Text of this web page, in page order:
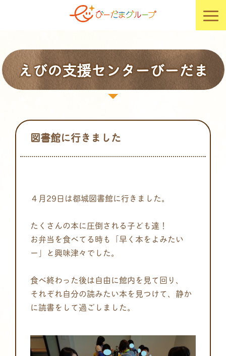
えびの支援センターびーだま
図書館に行きました
４月29日は都城図書館に行きました。
たくさんの本に圧倒される子ども達！
お弁当を食べてる時も「早く本をよみたい
ー」と興味津々でした。
食べ終わった後は自由に館内を見て回り、
それぞれ自分の読みたい本を見つけて、静か
に読書をして過ごしました。